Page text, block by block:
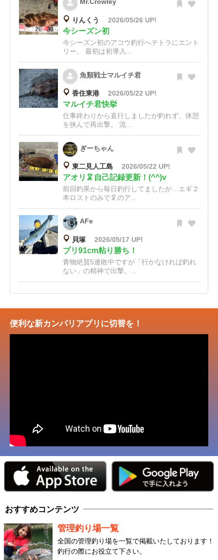
Mr.Crowley
りんくう 2026/05/26 UP!
今シーズン初
今シーズン初のアコウ釣行へテトラにエント
リー。 最初は初導入...
魚類戦士マルイチ君
香住東港 2026/05/22 UP!
マルイチ君快挙
仕事終わりから直行しましたが釣れず、休憩
を挟んで再出撃。 流...
ぎーちゃん
東二見人工島 2026/05/22 UP!
アオリ🦑自己記録更新！(^^)v
前回釣果から毎日釣行してましたが…エギ２
本ロストのみで🦑のア...
AFe
貝塚 2026/05/17 UP!
ブリ91cm粘り勝ち！
青物絶賛5連敗中ですが「行かなければ釣れ
ない」の精神で出撃。...
便利な新カンパリアプリに切替を！
おすすめコンテンツ
管理釣り場一覧
全国の管理釣り場を一覧で掲載いたしております！
釣行の際にお役立て下さい。